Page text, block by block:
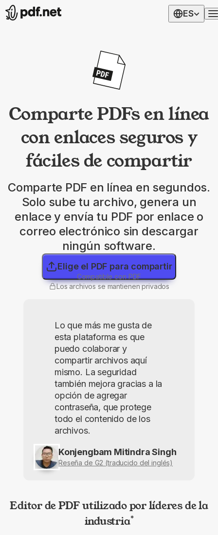
ES
Comparte PDFs en línea
con enlaces seguros y
fáciles de compartir
Comparte PDF en línea en segundos.
Solo sube tu archivo, genera un
enlace y envía tu PDF por enlace o
correo electrónico sin descargar
ningún software.
Elige el PDF para compartir
Compatible con PDF
Los archivos se mantienen privados
Lo que más me gusta de
esta plataforma es que
puedo colaborar y
compartir archivos aquí
mismo. La seguridad
también mejora gracias a la
opción de agregar
contraseña, que protege
todo el contenido de los
archivos.
Konjengbam Mitindra Singh
Reseña de G2 (traducido del inglés)
Editor de PDF utilizado por líderes de la
industria*